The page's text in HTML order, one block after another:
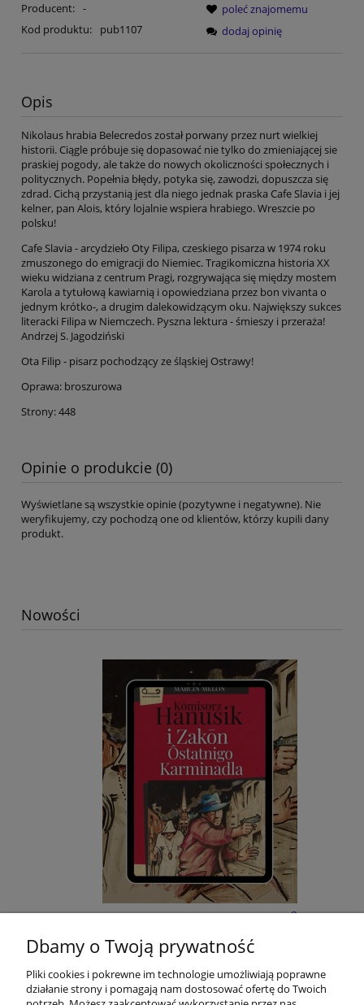
Producent: -
Kod produktu:
pub1107
poleć znajomemu
dodaj opinię
Opis
Nikolaus hrabia Belecredos został porwany przez nurt wielkiej
historii. Ciągle próbuje się dopasować nie tylko do zmieniającej sie
praskiej pogody, ale także do nowych okoliczności społecznych i
politycznych. Popełnia błędy, potyka się, zawodzi, dopuszcza się
zdrad. Cichą przystanią jest dla niego jednak praska Cafe Slavia i jej
kelner, pan Alois, który lojalnie wspiera hrabiego. Wreszcie po
polsku!
Cafe Slavia - arcydzieło Oty Filipa, czeskiego pisarza w 1974 roku
zmuszonego do emigracji do Niemiec. Tragikomiczna historia XX
wieku widziana z centrum Pragi, rozgrywająca się między mostem
Karola a tytułową kawiarnią i opowiedziana przez bon vivanta o
jednym krótko-, a drugim dalekowidzącym oku. Największy sukces
literacki Filipa w Niemczech. Pyszna lektura - śmieszy i przeraża!
Andrzej S. Jagodziński
Ota Filip - pisarz pochodzący ze śląskiej Ostrawy!
Oprawa: broszurowa
Strony: 448
Opinie o produkcie (0)
Wyświetlane są wszystkie opinie (pozytywne i negatywne). Nie
weryfikujemy, czy pochodzą one od klientów, którzy kupili dany
produkt.
Nowości
E-BOOK: Kōmisorz Hanusik i Zakōn Ôstatnigo
Karminadla - M. Melon
22,00 zł
Dbamy o Twoją prywatność
Pliki cookies i pokrewne im technologie umożliwiają poprawne
działanie strony i pomagają nam dostosować ofertę do Twoich